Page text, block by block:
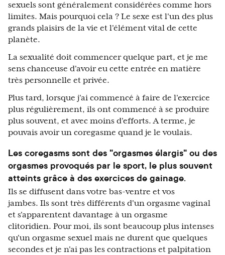
sexuels sont généralement considérées comme hors
limites. Mais pourquoi cela ? Le sexe est l'un des plus
grands plaisirs de la vie et l'élément vital de cette
planète.
La sexualité doit commencer quelque part, et je me
sens chanceuse d'avoir eu cette entrée en matière
très personnelle et privée.
Plus tard, lorsque j'ai commencé à faire de l'exercice
plus régulièrement, ils ont commencé à se produire
plus souvent, et avec moins d'efforts. A terme, je
pouvais avoir un coregasme quand je le voulais.
Les coregasms sont des "orgasmes élargis" ou des
orgasmes provoqués par le sport, le plus souvent
atteints grâce à des exercices de gainage.
Ils se diffusent dans votre bas-ventre et vos
jambes. Ils sont très différents d'un orgasme vaginal
et s'apparentent davantage à un orgasme
clitoridien. Pour moi, ils sont beaucoup plus intenses
qu'un orgasme sexuel mais ne durent que quelques
secondes et je n'ai pas les contractions et palpitation